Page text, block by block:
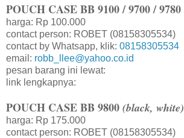
POUCH CASE BB 9100 / 9700 / 9780
harga: Rp 100.000
contact person: ROBET (08158305534)
contact by Whatsapp, klik: 08158305534
email: robb_llee@yahoo.co.id
pesan barang ini lewat:
link lengkapnya:
POUCH CASE BB 9800 (black, white)
harga: Rp 175.000
contact person: ROBET (08158305534)